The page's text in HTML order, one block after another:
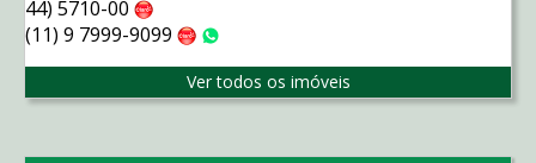
44) 5710-00
(11) 9 7999-9099 Claro
Ver todos os imóveis